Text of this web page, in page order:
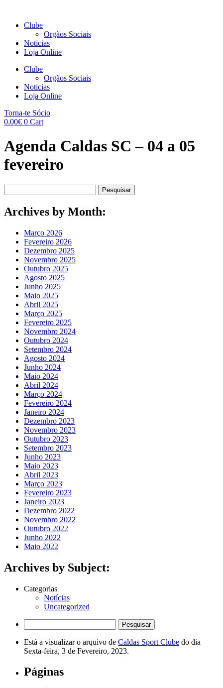
Clube
Orgãos Sociais
Noticias
Loja Online
Clube
Orgãos Sociais
Noticias
Loja Online
Torna-te Sócio
0.00€ 0 Cart
Agenda Caldas SC – 04 a 05
fevereiro
por:
Archives by Month:
Março 2026
Fevereiro 2026
Dezembro 2025
Novembro 2025
Outubro 2025
Agosto 2025
Junho 2025
Maio 2025
Abril 2025
Março 2025
Fevereiro 2025
Novembro 2024
Outubro 2024
Setembro 2024
Agosto 2024
Junho 2024
Maio 2024
Abril 2024
Março 2024
Fevereiro 2024
Janeiro 2024
Dezembro 2023
Novembro 2023
Outubro 2023
Setembro 2023
Junho 2023
Maio 2023
Abril 2023
Março 2023
Fevereiro 2023
Janeiro 2023
Dezembro 2022
Novembro 2022
Outubro 2022
Junho 2022
Maio 2022
Archives by Subject:
Categorias
Notícias
Uncategorized
por:
Está a visualizar o arquivo de Caldas Sport Clube do dia
Sexta-feira, 3 de Fevereiro, 2023.
Páginas